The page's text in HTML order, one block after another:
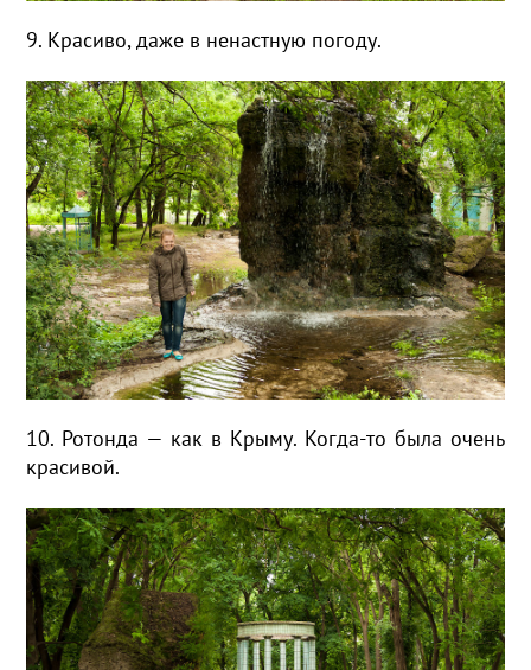
9. Красиво, даже в ненастную погоду.
10. Ротонда — как в Крыму. Когда-то была очень
красивой.